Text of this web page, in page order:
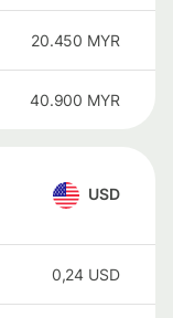
20.450 MYR
40.900 MYR
USD
0,24 USD